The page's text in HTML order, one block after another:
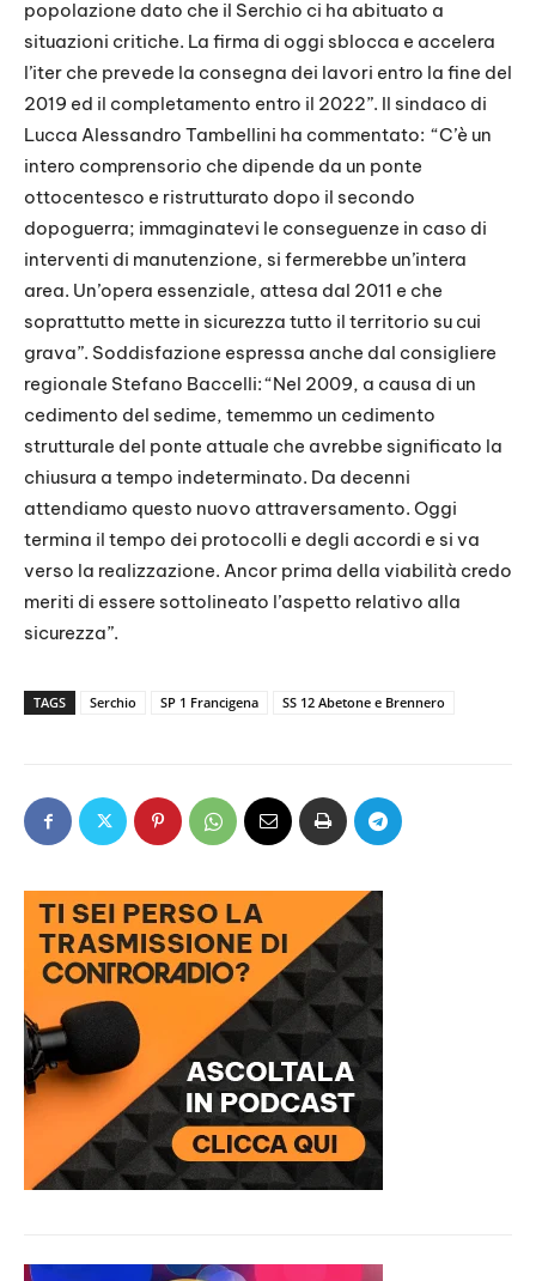
popolazione dato che il Serchio ci ha abituato a
situazioni critiche. La firma di oggi sblocca e accelera
l’iter che prevede la consegna dei lavori entro la fine del
2019 ed il completamento entro il 2022”. Il sindaco di
Lucca Alessandro Tambellini ha commentato: “C’è un
intero comprensorio che dipende da un ponte
ottocentesco e ristrutturato dopo il secondo
dopoguerra; immaginatevi le conseguenze in caso di
interventi di manutenzione, si fermerebbe un’intera
area. Un’opera essenziale, attesa dal 2011 e che
soprattutto mette in sicurezza tutto il territorio su cui
grava”. Soddisfazione espressa anche dal consigliere
regionale Stefano Baccelli: “Nel 2009, a causa di un
cedimento del sedime, tememmo un cedimento
strutturale del ponte attuale che avrebbe significato la
chiusura a tempo indeterminato. Da decenni
attendiamo questo nuovo attraversamento. Oggi
termina il tempo dei protocolli e degli accordi e si va
verso la realizzazione. Ancor prima della viabilità credo
meriti di essere sottolineato l’aspetto relativo alla
sicurezza”.
TAGS Serchio SP 1 Francigena SS 12 Abetone e Brennero